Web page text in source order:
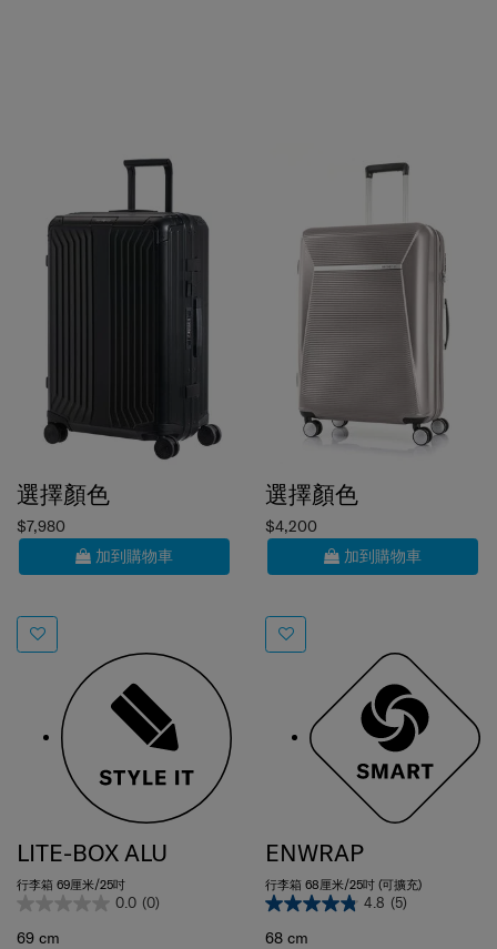
$7,980
加到購物車
LITE-BOX ALU
行李箱 69厘米/25吋
0.0
69 cm
比較
$4,200
加到購物車
行李箱 68厘米/25吋 (可擴充)
4.8 (5)
68 cm
比較